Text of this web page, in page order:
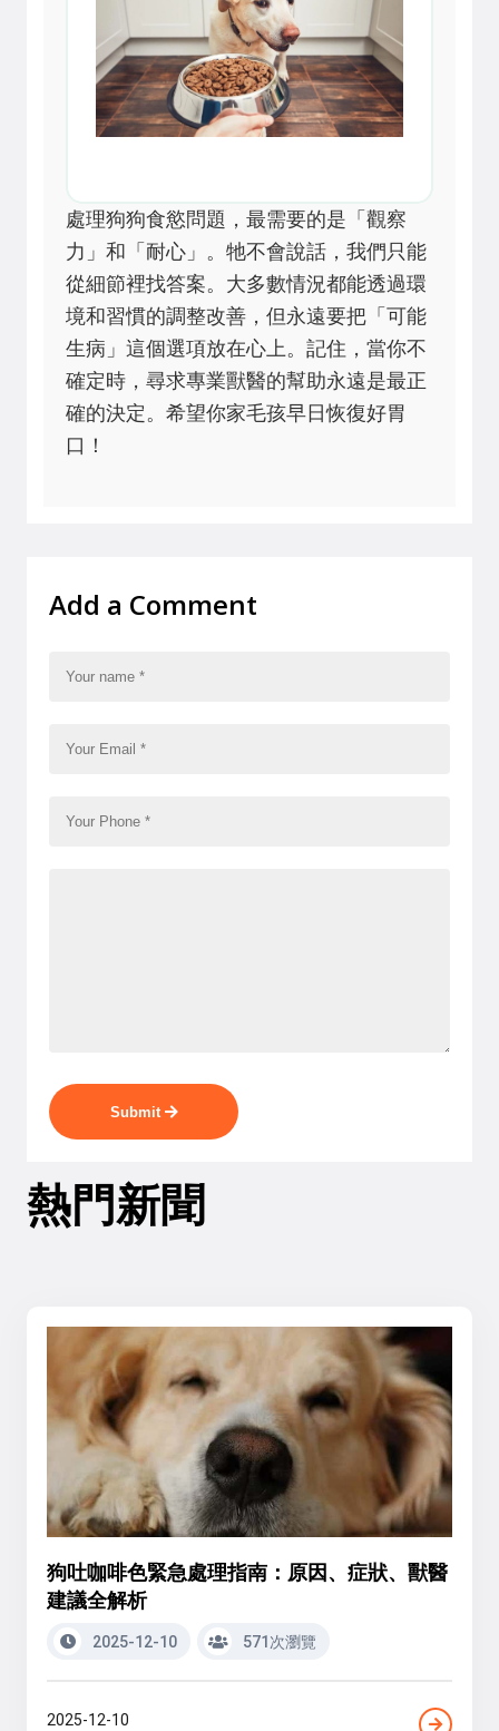
處理狗狗食慾問題，最需要的是「觀察
力」和「耐心」。牠不會說話，我們只能
從細節裡找答案。大多數情況都能透過環
境和習慣的調整改善，但永遠要把「可能
生病」這個選項放在心上。記住，當你不
確定時，尋求專業獸醫的幫助永遠是最正
確的決定。希望你家毛孩早日恢復好胃
口！
Add a Comment
Submit
熱門新聞
狗吐咖啡色緊急處理指南：原因、症狀、獸醫
建議全解析
2025-12-10 571次瀏覽
2025-12-10